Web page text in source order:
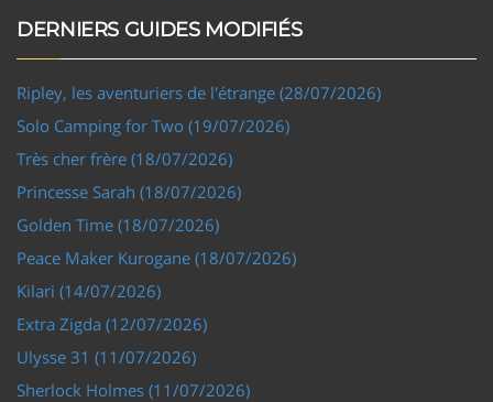
DERNIERS GUIDES MODIFIÉS
Ripley, les aventuriers de l'étrange (28/07/2026)
Solo Camping for Two (19/07/2026)
Très cher frère (18/07/2026)
Princesse Sarah (18/07/2026)
Golden Time (18/07/2026)
Peace Maker Kurogane (18/07/2026)
Kilari (14/07/2026)
Extra Zigda (12/07/2026)
Ulysse 31 (11/07/2026)
Sherlock Holmes (11/07/2026)